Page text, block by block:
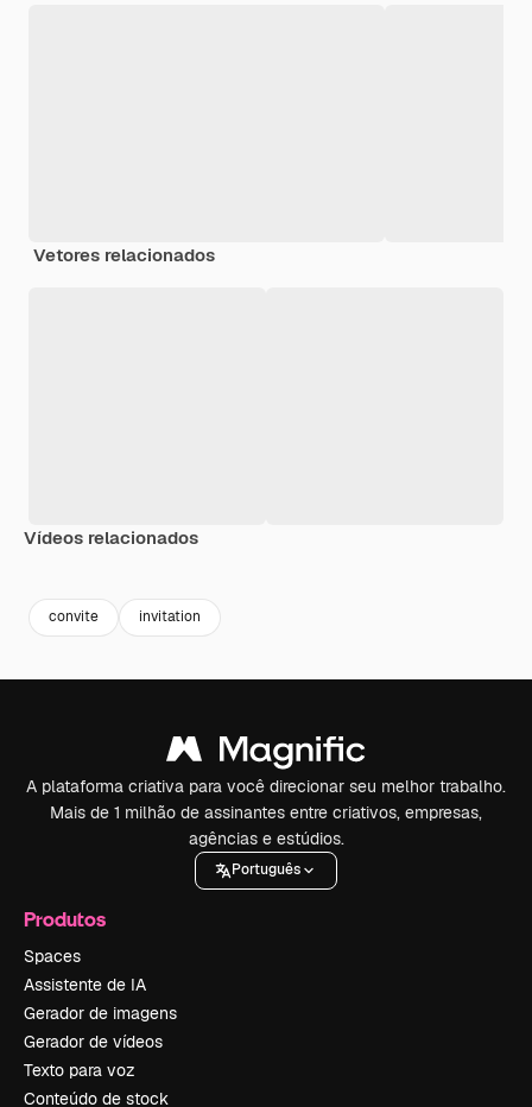
Vetores relacionados
Vídeos relacionados
convite invitation
A plataforma criativa para você direcionar seu melhor trabalho.
Mais de 1 milhão de assinantes entre criativos, empresas,
agências e estúdios.
Português
Produtos
Spaces
Assistente de IA
Gerador de imagens
Gerador de vídeos
Texto para voz
Conteúdo de stock